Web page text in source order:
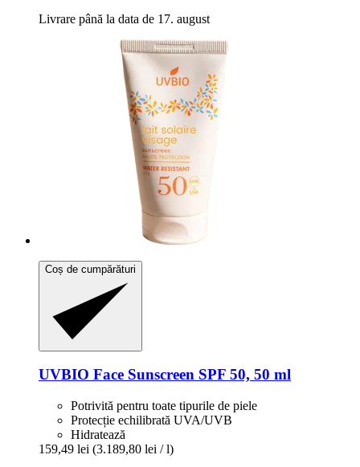
Livrare până la data de 17. august
Coș de cumpărături
UVBIO Face Sunscreen SPF 50, 50 ml
Potrivită pentru toate tipurile de piele
Protecție echilibrată UVA/UVB
Hidratează
159,49 lei (3.189,80 lei / l)